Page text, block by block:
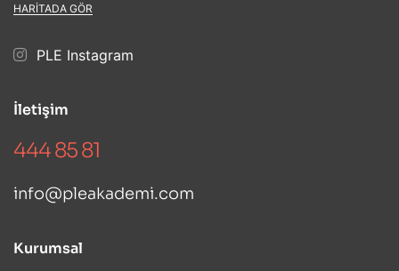
HARITADA GÖR
PLE Instagram
İletişim
444 85 81
info@pleakademi.com
Kurumsal